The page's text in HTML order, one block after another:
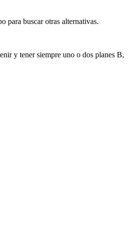
para buscar otras alternativas.
y tener siempre uno o dos planes B,